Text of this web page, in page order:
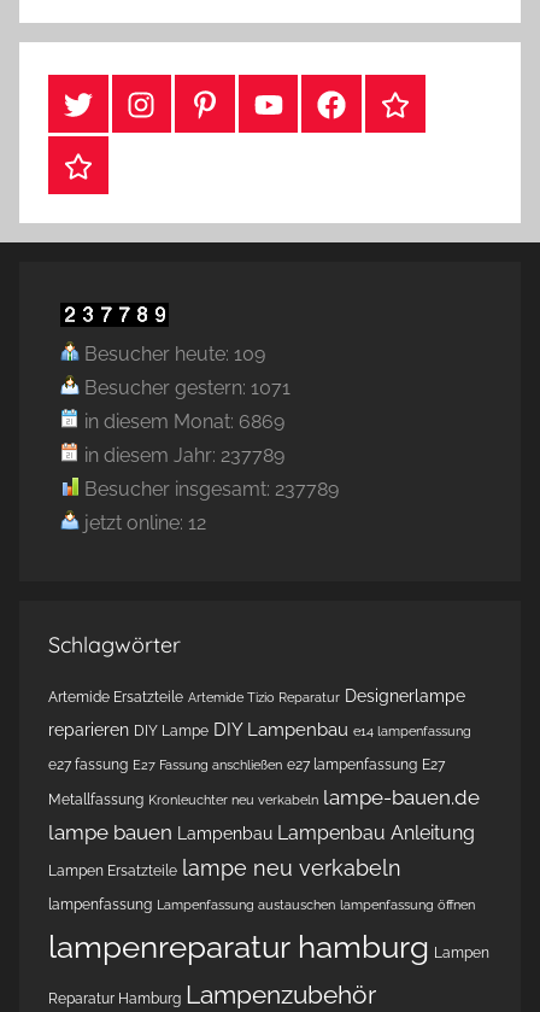
#TwitterInstagramPinterestYouTubeFacebookTikTok
Webshop
Besucher heute: 109
Besucher gestern: 1071
in diesem Monat: 6869
in diesem Jahr: 237789
Besucher insgesamt: 237789
jetzt online: 12
Schlagwörter
Artemide Ersatzteile Artemide Tizio Reparatur Designerlampe
reparieren DIY Lampe DIY Lampenbau e14 lampenfassung
e27 fassung E27 Fassung anschließen e27 lampenfassung E27
Metallfassung Kronleuchter neu verkabeln lampe-bauen.de
lampe bauen Lampenbau Lampenbau Anleitung
Lampen Ersatzteile lampe neu verkabeln
lampenfassung Lampenfassung austauschen lampenfassung öffnen
lampenreparatur hamburg Lampen
Reparatur Hamburg Lampenzubehör